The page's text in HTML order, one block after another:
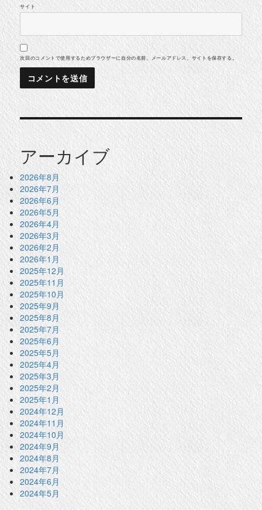
サイト
次回のコメントで使用するためブラウザーに自分の名前、メールアドレス、サイトを保存する。
アーカイブ
2026年8月
2026年7月
2026年6月
2026年5月
2026年4月
2026年3月
2026年2月
2026年1月
2025年12月
2025年11月
2025年10月
2025年9月
2025年8月
2025年7月
2025年6月
2025年5月
2025年4月
2025年3月
2025年2月
2025年1月
2024年12月
2024年11月
2024年10月
2024年9月
2024年8月
2024年7月
2024年6月
2024年5月